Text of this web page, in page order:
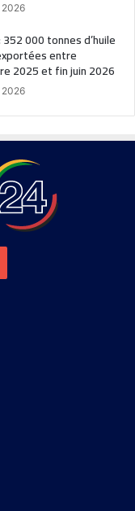
2026
000 tonnes d’huile
entre
2025 et fin juin 2026
2026